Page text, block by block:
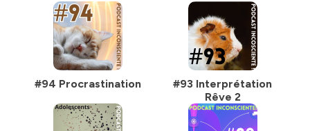
#94 Procrastination
#93 Interprétation
Rêve 2